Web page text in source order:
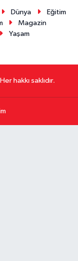
Dünya
Eğitim
Magazin
Yaşam
hakkı saklıdır.